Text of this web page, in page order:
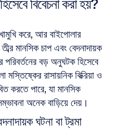
বিবেচনা করা হয়?
করে, আর বাইপোলার
তীব্র মানসিক চাপ এবং বেদনাদায়ক
বড় অনুঘটক হিসেবে
রাসায়নিক বিক্রিয়া ও
করতে পারে, যা মানসিক
অনেক বাড়িয়ে দেয়।
ঘটনা বা ট্রমা